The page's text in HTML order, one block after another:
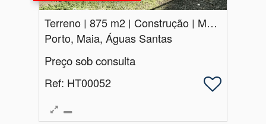
Terreno | 875 m2 | Construção | Maia | Venda
Porto, Maia, Águas Santas
Preço sob consulta
Ref: HT00052